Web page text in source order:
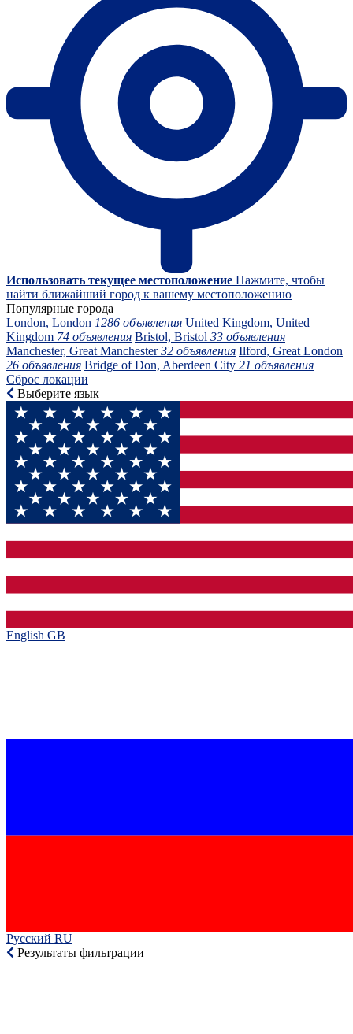
Использовать текущее местоположение Нажмите, чтобы
найти ближайший город к вашему местоположению
Популярные города
London, London 1286 объявления United Kingdom, United
Kingdom 74 объявления Bristol, Bristol 33 объявления
Manchester, Great Manchester32 объявления Ilford, Great London
26 объявления Bridge of Don, Aberdeen City 21 объявления
Сброс локации
Выберите язык
English GB‎
Русский RU‎
Результаты фильтрации